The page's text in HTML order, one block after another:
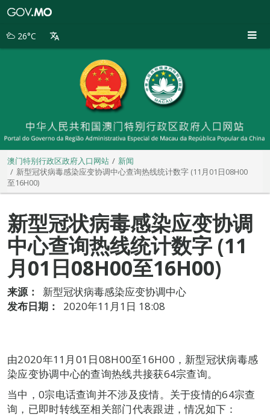
别
26°C
澳门特别行政区政府入口网站
新闻
新型冠状病毒感染应变协调中心查询热线统计数字 (11月01日08H00
至16H00)
新型冠状病毒感染应变协调
中心查询热线统计数字 (11
月01日08H00至16H00)
来源：
新型冠状病毒感染应变协调中心
发布日期：
2020年11月1日 18:08
由2020年11月01日08H00至16H00，新型冠状病毒感
染应变协调中心的查询热线共接获64宗查询。
当中，0宗电话查询并不涉及疫情。关于疫情的64宗查
询，已即时转线至相关部门代表跟进，情况如下：